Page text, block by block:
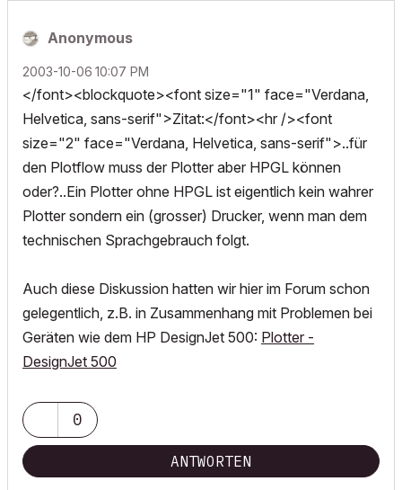
Anonymous
‎2003-10-06 10:07 PM
</font><blockquote><font size="1" face="Verdana,
Helvetica, sans-serif">Zitat:</font><hr /><font
size="2" face="Verdana, Helvetica, sans-serif">..für
den Plotflow muss der Plotter aber HPGL können
oder?..Ein Plotter ohne HPGL ist eigentlich kein wahrer
Plotter sondern ein (grosser) Drucker, wenn man dem
technischen Sprachgebrauch folgt.
Auch diese Diskussion hatten wir hier im Forum schon
gelegentlich, z.B. in Zusammenhang mit Problemen bei
Geräten wie dem HP DesignJet 500: Plotter -
DesignJet 500
0
ANTWORTEN